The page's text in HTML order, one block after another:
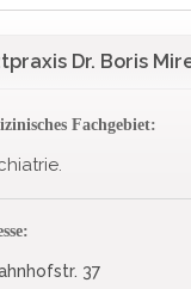
Dr. Boris
Fachgebiet:
37